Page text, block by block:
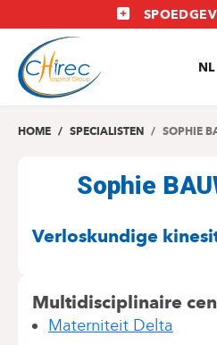
en
naar
inhoud
NL
EN
HOME SPECIALISTEN SOPHIE
Sophie
Verloskundige
Multidisciplinaire
Materniteit Delta